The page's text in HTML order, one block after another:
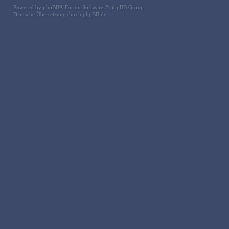
Powered by phpBB® Forum Software © phpBB Group
Deutsche Übersetzung durch phpBB.de